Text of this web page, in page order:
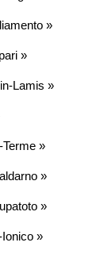
»
»
Lamis »
»
»
»
»